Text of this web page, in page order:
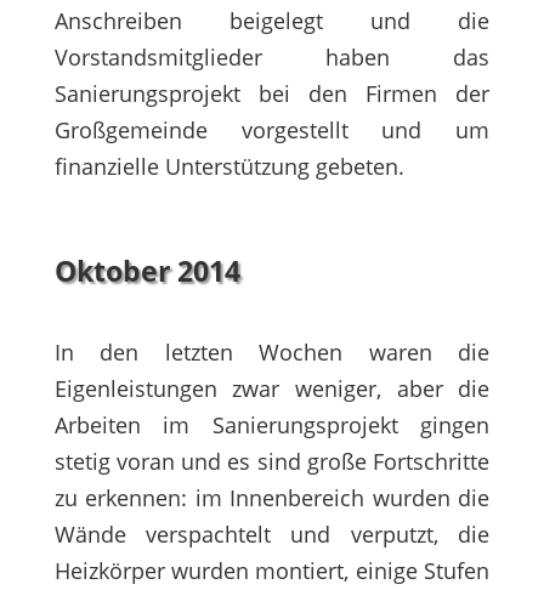
Anschreiben beigelegt und die
Vorstandsmitglieder haben das
Sanierungsprojekt bei den Firmen der
Großgemeinde vorgestellt und um
finanzielle Unterstützung gebeten.
Oktober 2014
In den letzten Wochen waren die
Eigenleistungen zwar weniger, aber die
Arbeiten im Sanierungsprojekt gingen
stetig voran und es sind große Fortschritte
zu erkennen: im Innenbereich wurden die
Wände verspachtelt und verputzt, die
Heizkörper wurden montiert, einige Stufen